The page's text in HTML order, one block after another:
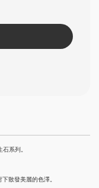
系列。
散發美麗的色澤。